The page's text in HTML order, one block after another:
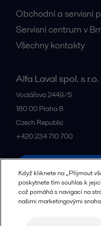
Obchodní a servisní
Servisní centrum v
Všechny kontakty
Alfa Laval spol. s r.o.
Voctářova 2449/5
180 00 Praha 8
Czech Republic
+420 234 710 700
Zásady používání
Když kliknete na „Přijmout
poskytnete tím souhlas k
což pomáhá s navigací na
našimi marketingovými